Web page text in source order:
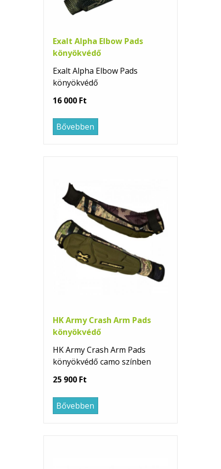
Exalt Alpha Elbow Pads
könyökvédő
Exalt Alpha Elbow Pads
könyökvédő
16 000 Ft
Bővebben
HK Army Crash Arm Pads
könyökvédő
HK Army Crash Arm Pads
könyökvédő camo színben
25 900 Ft
Bővebben